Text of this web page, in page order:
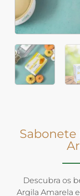
Sabonete
Descubra os
Argila Amarela